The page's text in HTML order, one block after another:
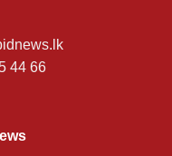
44 66